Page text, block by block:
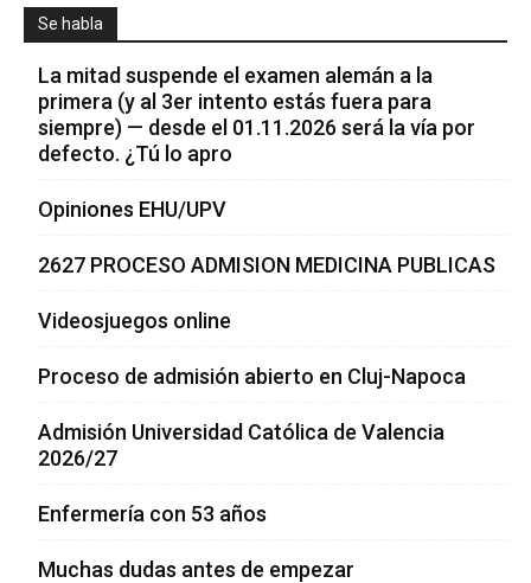
Se habla
La mitad suspende el examen alemán a la
primera (y al 3er intento estás fuera para
siempre) — desde el 01.11.2026 será la vía por
defecto. ¿Tú lo apro
Opiniones EHU/UPV
2627 PROCESO ADMISION MEDICINA PUBLICAS
Videosjuegos online
Proceso de admisión abierto en Cluj-Napoca
Admisión Universidad Católica de Valencia
2026/27
Enfermería con 53 años
Muchas dudas antes de empezar